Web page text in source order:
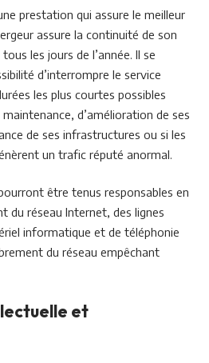
prestation qui assure le meilleur
assure la continuité de son
les jours de l’année. Il se
d’interrompre le service
les plus courtes possibles
d’amélioration de ses
de ses infrastructures ou si les
un trafic réputé anormal.
être tenus responsables en
du réseau Internet, des lignes
informatique et de téléphonie
du réseau empêchant
et